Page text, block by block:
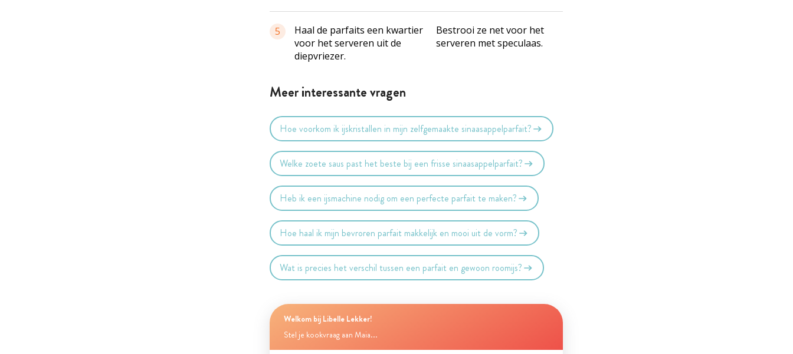
5
Haal de parfaits een kwartier
voor het serveren uit de
diepvriezer.
Bestrooi ze net voor het
serveren met speculaas.
Meer interessante vragen
Hoe voorkom ik ijskristallen in mijn zelfgemaakte sinaasappelparfait?
Welke zoete saus past het beste bij een frisse sinaasappelparfait?
Heb ik een ijsmachine nodig om een perfecte parfait te maken?
Hoe haal ik mijn bevroren parfait makkelijk en mooi uit de vorm?
Wat is precies het verschil tussen een parfait en gewoon roomijs?
Welkom bij Libelle Lekker!
Stel je kookvraag aan Maia...